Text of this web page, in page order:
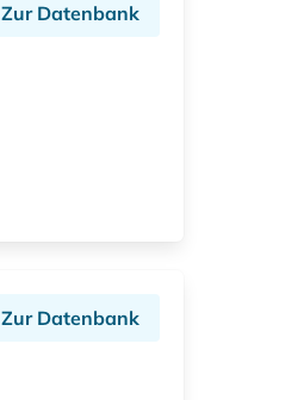
Zur Datenbank
Zur Datenbank